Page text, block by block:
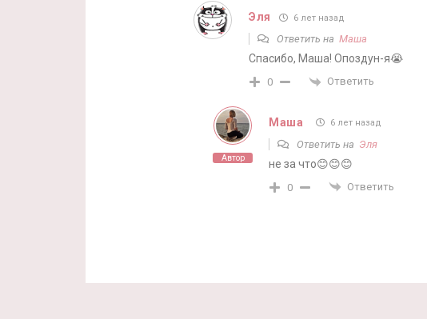
Эля 6 лет назад
Ответить на Маша
Спасибо, Маша! Опоздун-я😭
0 Ответить
Автор
Маша 6 лет назад
Ответить на Эля
не за что😊😊😊
0 Ответить